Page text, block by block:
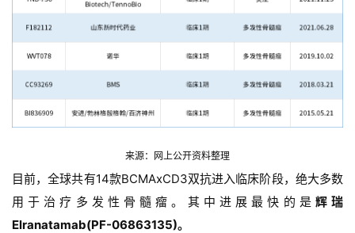
关
于
来源：网上公开资料整理
目前，全球共有14款BCMAxCD3双抗进入临床阶段，绝大多数
用于治疗多发性骨髓瘤。其中进展最快的是 辉瑞
Elranatamab(PF-06863135)。